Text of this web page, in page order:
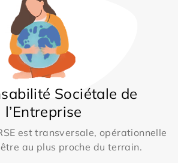
Sociétale de
l’Entreprise
est transversale, opérationnelle
au plus proche du terrain.